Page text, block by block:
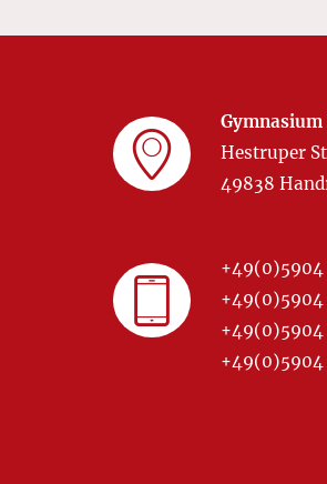
Hestruper
49838
+49(0)5904